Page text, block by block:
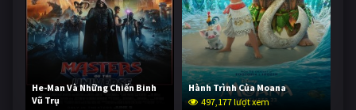
He-Man Và Những Chiến Binh
Vũ Trụ
Hành Trình Của Moana
497,177 lượt xem